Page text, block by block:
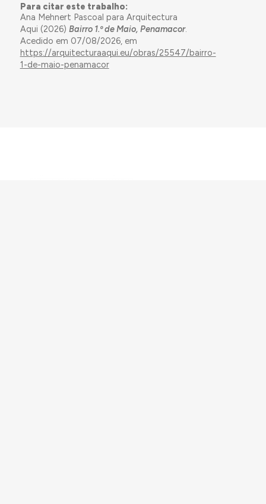
Para citar este trabalho:
Ana Mehnert Pascoal para Arquitectura
Aqui (2026) Bairro 1.º de Maio, Penamacor.
Acedido em 07/08/2026, em
https://arquitecturaaqui.eu/obras/25547/bairro-
1-de-maio-penamacor